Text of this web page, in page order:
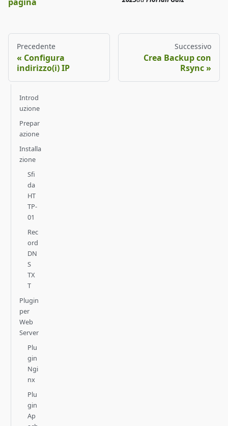
Precedente
Configura
indirizzo(i) IP
Successivo
Crea Backup con
Rsync
Introd
uzione
Prepar
azione
Installa
zione
Sfi
da
HT
TP-
01
Rec
ord
DN
S
TX
T
Plugin
per
Web
Server
Plu
gin
Ngi
nx
Plu
gin
Ap